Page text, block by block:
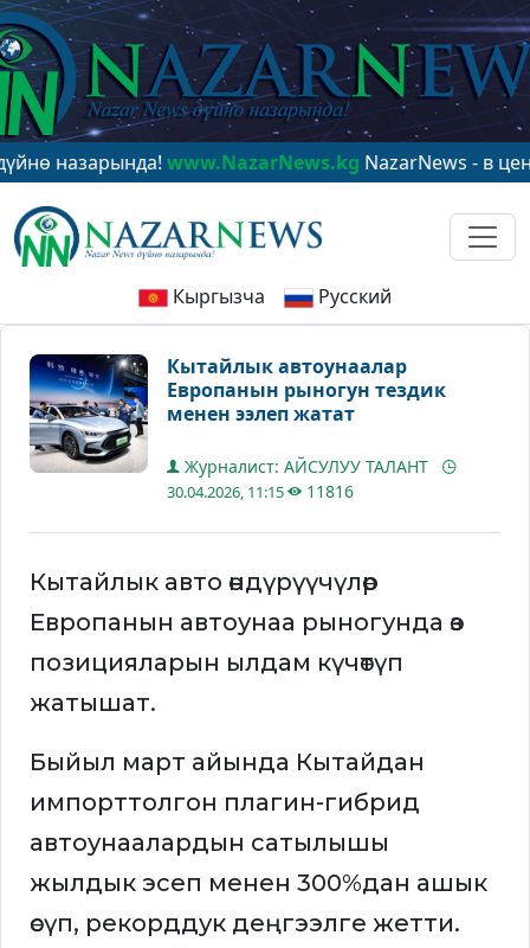
www.NazarNews.kgNazarNews - в центре
Кыргызча Русский
Кытайлык автоунаалар
Европанын рыногун тездик
менен ээлеп жатат
Журналист: АЙСУЛУУ ТАЛАНТ
30.04.2026, 11:15 11816
Кытайлык авто өндүрүүчүлөр
Европанын автоунаа рыногунда өз
позицияларын ылдам күчөтүп
жатышат.
Быйыл март айында Кытайдан
импорттолгон плагин-гибрид
автоунаалардын сатылышы
жылдык эсеп менен 300%дан ашык
өсүп, рекорддук деңгээлге жетти.